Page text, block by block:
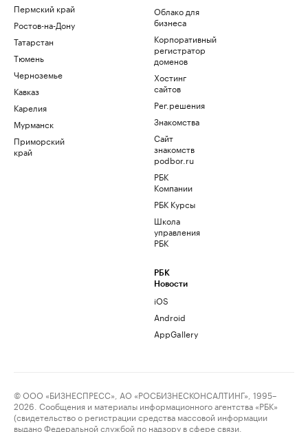
Пермский край
Ростов-на-Дону
Татарстан
Тюмень
Черноземье
Кавказ
Карелия
Мурманск
Приморский
край
Облако для
бизнеса
Корпоративный
регистратор
доменов
Хостинг
сайтов
Рег.решения
Знакомства
Сайт
знакомств
podbor.ru
РБК
Компании
РБК Курсы
Школа
управления
РБК
РБК
Новости
iOS
Android
AppGallery
© ООО «БИЗНЕСПРЕСС», АО «РОСБИЗНЕСКОНСАЛТИНГ», 1995–
2026. Сообщения и материалы информационного агентства «РБК»
(свидетельство о регистрации средства массовой информации
выдано Федеральной службой по надзору в сфере связи,